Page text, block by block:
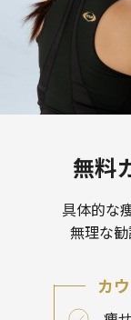
無料
具体的な
無理な
カ